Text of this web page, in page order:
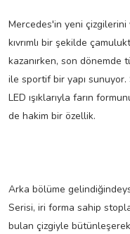
Mercedes'in yeni
kıvrımlı bir şekilde
kazanırken, son dönemde
ile sportif bir yapı
LED ışıklarıyla farın
de hakim bir özellik.
Arka bölüme
Serisi, iri forma sahip
bulan çizgiyle bütünleşerek